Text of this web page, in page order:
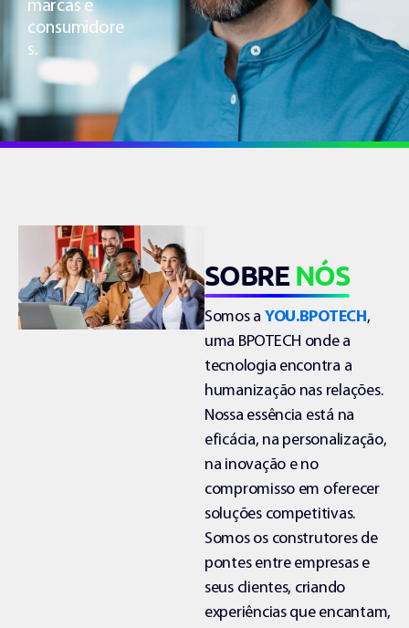
marcas e
consumidore
s.
SOBRENÓS
Somos a YOU.BPOTECH,
uma BPOTECH onde a
tecnologia encontra a
humanização nas relações.
Nossa essência está na
eficácia, na personalização,
na inovação e no
compromisso em oferecer
soluções competitivas.
Somos os construtores de
pontes entre empresas e
seus clientes, criando
experiências que encantam,